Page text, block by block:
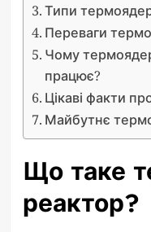
Типи
Переваги
Чому
працює?
Цікаві факти
Майбутнє
Що таке
реактор?